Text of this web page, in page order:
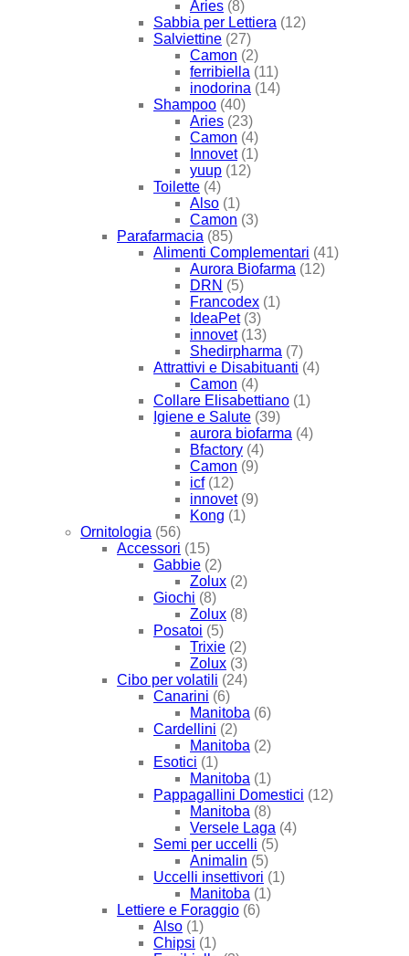
Aries (8)
Sabbia per Lettiera (12)
Salviettine (27)
Camon (2)
ferribiella (11)
inodorina (14)
Shampoo (40)
Aries (23)
Camon (4)
Innovet (1)
yuup (12)
Toilette (4)
Also (1)
Camon (3)
Parafarmacia (85)
Alimenti Complementari (41)
Aurora Biofarma (12)
DRN (5)
Francodex (1)
IdeaPet (3)
innovet (13)
Shedirpharma (7)
Attrattivi e Disabituanti (4)
Camon (4)
Collare Elisabettiano (1)
Igiene e Salute (39)
aurora biofarma (4)
Bfactory (4)
Camon (9)
icf (12)
innovet (9)
Kong (1)
Ornitologia (56)
Accessori (15)
Gabbie (2)
Zolux (2)
Giochi (8)
Zolux (8)
Posatoi (5)
Trixie (2)
Zolux (3)
Cibo per volatili (24)
Canarini (6)
Manitoba (6)
Cardellini (2)
Manitoba (2)
Esotici (1)
Manitoba (1)
Pappagallini Domestici (12)
Manitoba (8)
Versele Laga (4)
Semi per uccelli (5)
Animalin (5)
Uccelli insettivori (1)
Manitoba (1)
Lettiere e Foraggio (6)
Also (1)
Chipsi (1)